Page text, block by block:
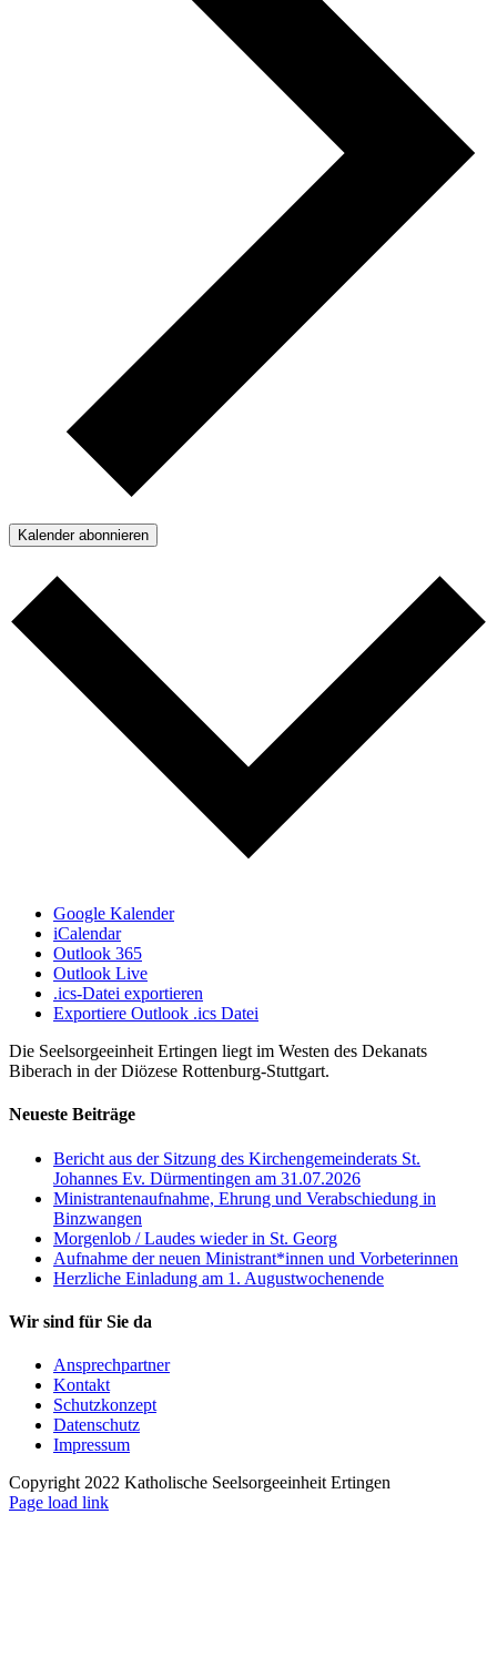
Kalender abonnieren
Google Kalender
iCalendar
Outlook 365
Outlook Live
.ics-Datei exportieren
Exportiere Outlook .ics Datei
Die Seelsorgeeinheit Ertingen liegt im Westen des Dekanats
Biberach in der Diözese Rottenburg-Stuttgart.
Neueste Beiträge
Bericht aus der Sitzung des Kirchengemeinderats St.
Johannes Ev. Dürmentingen am 31.07.2026
Ministrantenaufnahme, Ehrung und Verabschiedung in
Binzwangen
Morgenlob / Laudes wieder in St. Georg
Aufnahme der neuen Ministrant*innen und Vorbeterinnen
Herzliche Einladung am 1. Augustwochenende
Wir sind für Sie da
Ansprechpartner
Kontakt
Schutzkonzept
Datenschutz
Impressum
Copyright 2022 Katholische Seelsorgeeinheit Ertingen
Page load link